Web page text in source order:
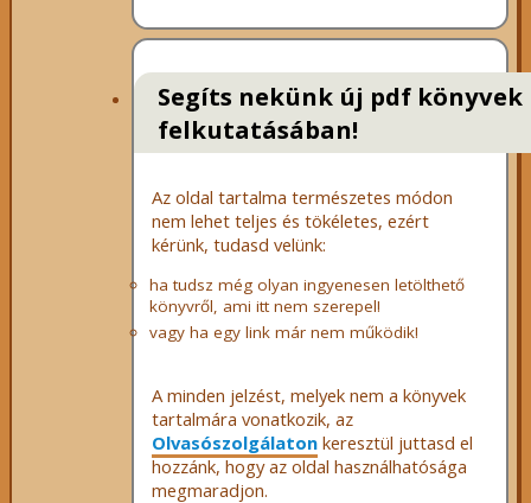
Segíts nekünk új pdf könyvek
felkutatásában!
Az oldal tartalma természetes módon
nem lehet teljes és tökéletes, ezért
kérünk, tudasd velünk:
ha tudsz még olyan ingyenesen letölthető
könyvről, ami itt nem szerepel!
vagy ha egy link már nem működik!
A minden jelzést, melyek nem a könyvek
tartalmára vonatkozik, az
Olvasószolgálatonkeresztül juttasd el
hozzánk, hogy az oldal használhatósága
megmaradjon.